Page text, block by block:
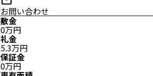
お問い合わせ
敷金
0万円
礼金
5.3万円
保証金
0万円